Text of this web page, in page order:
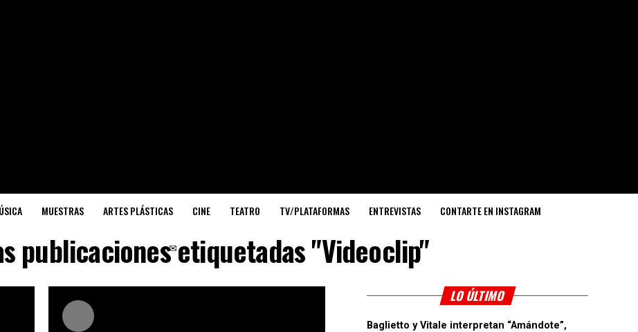
MUESTRAS ARTES PLÁSTICAS CINE TEATRO TV/PLATAFORMAS ENTREVISTAS CONTARTE EN INSTAGRAM
✉
publicaciones etiquetadas "Videoclip"
LO ÚLTIMO
Baglietto y Vitale interpretan “Amándote”,